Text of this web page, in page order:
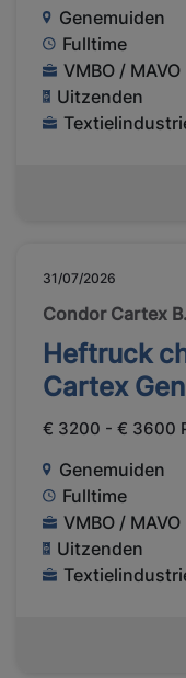
Genemuiden
Fulltime
VMBO / MAVO
Uitzenden
31/07/2026
Condor Cartex
Heftruck
Cartex
€ 3200 - € 3600
Genemuiden
Fulltime
VMBO / MAVO
Uitzenden